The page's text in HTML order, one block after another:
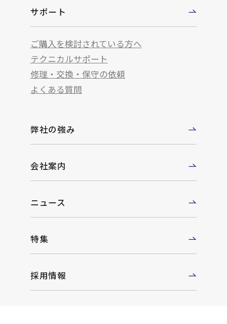
サポート
ご購入を検討されている方へ
テクニカルサポート
修理・交換・保守の依頼
よくある質問
弊社の強み
会社案内
ニュース
特集
採用情報